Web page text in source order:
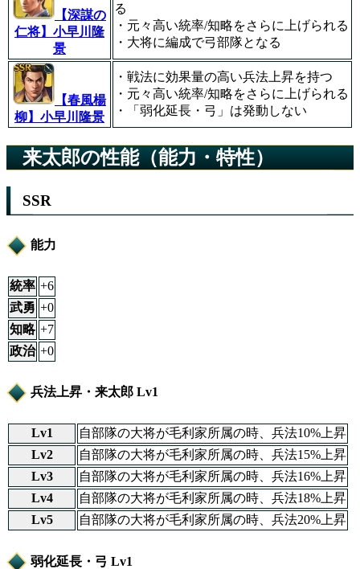
【深謀の
仁将】小早川隆
景
る
・元々高い統率/知略をさらに上げられる
・大将に編成で弓部隊となる
【春風楊
柳】小早川隆景
・戦法に効果量の高い兵法上昇を持つ
・元々高い統率/知略をさらに上げられる
・「弱化延長・弓」は発動しない
来太郎の性能（能力・特性）
SSR
能力
統率 +6
武勇 +0
知略 +7
政治 +0
兵法上昇・来太郎 Lv1
Lv1
自部隊の大将が毛利家所属の時、兵法10%上昇
Lv2
自部隊の大将が毛利家所属の時、兵法15%上昇
Lv3
自部隊の大将が毛利家所属の時、兵法16%上昇
Lv4
自部隊の大将が毛利家所属の時、兵法18%上昇
Lv5
自部隊の大将が毛利家所属の時、兵法20%上昇
弱化延長・弓 Lv1